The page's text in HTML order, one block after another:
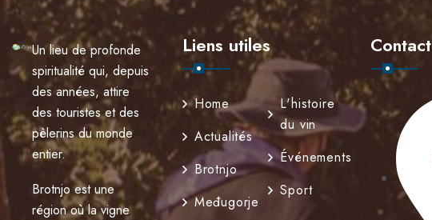
Un lieu de profonde
spiritualité qui, depuis
des années, attire
des touristes et des
pèlerins du monde
entier.
Brotnjo est une
région où la vigne
Liens utiles
Home
Actualités
Brotnjo
Međugorje
L'histoire
du vin
Événements
Sport
Contact